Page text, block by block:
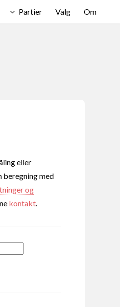
Partier Valg Om
eller
beregning med
og
kontakt